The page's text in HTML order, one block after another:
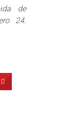
de
24.